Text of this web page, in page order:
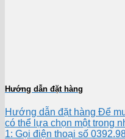
Hướng dẫn đặt hàng
Hướng dẫn đặt hàng Để
có thể lựa chọn một trong
1: Gọi điện thoại số